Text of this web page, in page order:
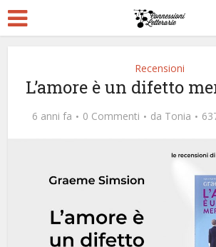
Recensioni
L’amore è un difetto
6 anni fa 0 Commenti da Tonia